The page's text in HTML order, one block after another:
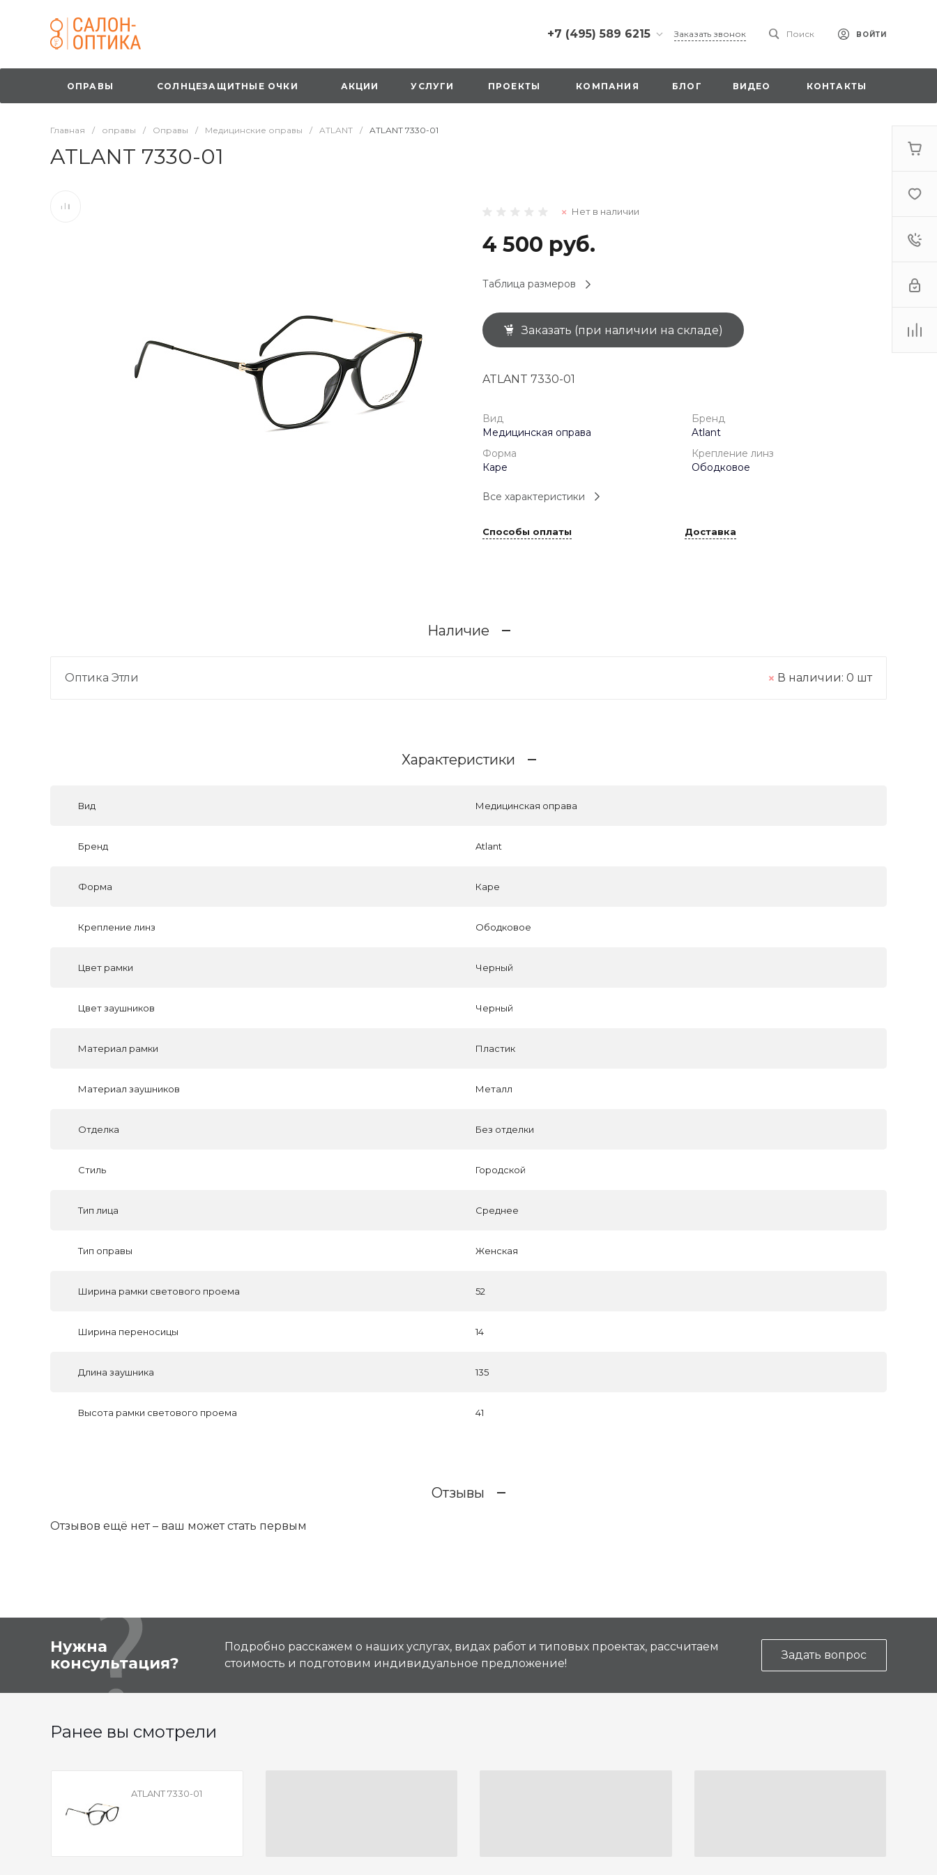
+7 (495) 589 6215
+7 (495) 589 6215
г. Москва, Русаковская
ул., д.1, вход с улицы со
стороны ТТК
г. Москва,
оранжевая вывеска
напротив «Перекрестка»
на 1 этаже
1 мая: 10:00-19:00
+7 (926) 092 4274
г. Королёв, пр-т
(0-9)
1 мая: 10:00-19:00
9 мая: 10:00-19:00
Заказать звонок Поиск ВОЙТИ
ОПРАВЫ СОЛНЦЕЗАЩИТНЫЕ ОЧКИ АКЦИИ УСЛУГИ ПРОЕКТЫ КОМПАНИЯ БЛОГ ВИДЕО КОНТАКТЫ
Главная / оправы / Оправы / Медицинские оправы / ATLANT / ATLANT 7330-01
ATLANT 7330-01
Нет в наличии
4 500 руб.
Таблица размеров
Заказать (при наличии на складе)
ATLANT 7330-01
Вид
Медицинская оправа
Бренд
Atlant
Форма
Каре
Крепление линз
Ободковое
Все характеристики
Способы оплаты Доставка
Наличие
Оптика Этли В наличии: 0 шт
Характеристики
Вид Медицинская оправа
Бренд Atlant
Форма Каре
Крепление линз Ободковое
Цвет рамки Черный
Цвет заушников Черный
Материал рамки Пластик
Материал заушников Металл
Отделка Без отделки
Стиль Городской
Тип лица Среднее
Тип оправы Женская
Ширина рамки светового проема 52
Ширина переносицы 14
Длина заушника 135
Высота рамки светового проема 41
Отзывы
Отзывов ещё нет – ваш может стать первым
Нужна
консультация?
Подробно расскажем о наших услугах, видах работ и типовых проектах, рассчитаем
стоимость и подготовим индивидуальное предложение!
Задать вопрос
Ранее вы смотрели
ATLANT 7330-01